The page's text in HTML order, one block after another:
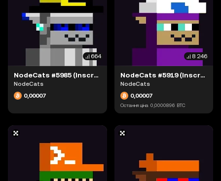
664
NodeCats #5985 (Inscription #63942166)
NodeCats
0,00007
8 246
NodeCats #5919 (Inscription #63942051)
NodeCats
0,00007
Остання ціна 0,0000896 BTC